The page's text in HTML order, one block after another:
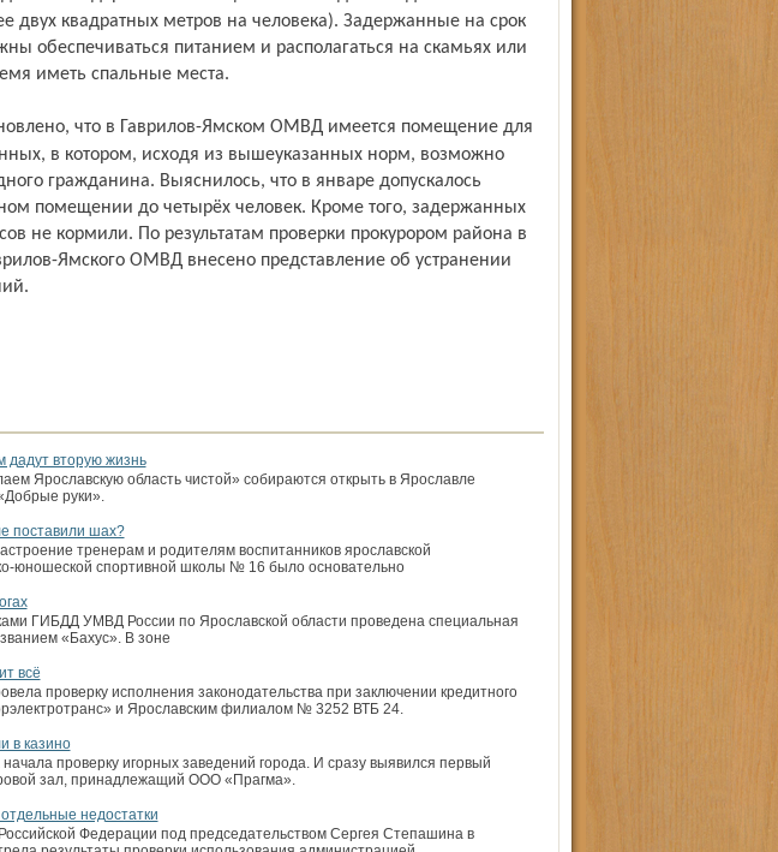
двух квадратных метров на человека). Задержанные на срок
обеспечиваться питанием и располагаться на скамьях или
иметь спальные места.
в котором, исходя из вышеуказанных норм, возможно
гражданина. Выяснилось, что в январе допускалось
помещении до четырёх человек. Кроме того, задержанных
не кормили. По результатам проверки прокурором района в
Ямского ОМВД внесено представление об устранении
вторую жизнь
Ярославскую область чистой» собираются открыть в Ярославле
руки».
поставили шах?
тренерам и родителям воспитанников ярославской
юношеской спортивной школы № 16 было основательно
ГИБДД УМВД России по Ярославской области проведена специальная
«Бахус». В зоне
всё
проверку исполнения законодательства при заключении кредитного
и Ярославским филиалом № 3252 ВТБ 24.
в казино
проверку игорных заведений города. И сразу выявился первый
зал, принадлежащий ООО «Прагма».
недостатки
Федерации под председательством Сергея Степашина в